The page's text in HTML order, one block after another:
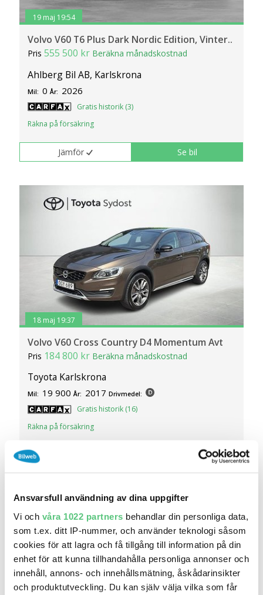
Ansvarsfull användning av dina uppgifter
Vi och våra 1022 partners behandlar din personliga data,
som t.ex. ditt IP-nummer, och använder teknologi såsom
cookies för att lagra och få tillgång till information på din
enhet för att kunna tillhandahålla personliga annonser och
innehåll, annons- och innehållsmätning, åskådarinsikter
och produktutveckling. Du kan själv välja vilka som får
19 maj 19:54
Volvo V60 T6 Plus Dark Nordic Edition, Vinter..
Pris555 500 kr Beräkna månadskostnad
Ahlberg Bil AB, Karlskrona
Mil: 0 År: 2026
Gratis historik (3)
Räkna på försäkring
Jämför Se bil
18 maj 19:37
Volvo V60 Cross Country D4 Momentum Avt
Pris 184 800 kr Beräkna månadskostnad
Toyota Karlskrona
Mil: 19 900 År: 2017 Drivmedel:
Gratis historik (16)
Räkna på försäkring